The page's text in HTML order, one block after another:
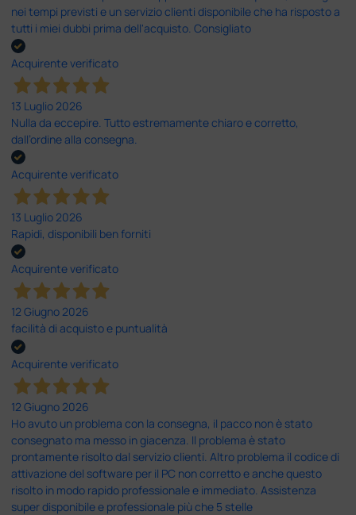
nei tempi previsti e un servizio clienti disponibile che ha risposto a
tutti i miei dubbi prima dell'acquisto. Consigliato
Acquirente verificato
13 Luglio 2026
Nulla da eccepire. Tutto estremamente chiaro e corretto,
dall’ordine alla consegna.
Acquirente verificato
13 Luglio 2026
Rapidi, disponibili ben forniti
Acquirente verificato
12 Giugno 2026
facilità di acquisto e puntualità
Acquirente verificato
12 Giugno 2026
Ho avuto un problema con la consegna, il pacco non è stato
consegnato ma messo in giacenza. Il problema è stato
prontamente risolto dal servizio clienti. Altro problema il codice di
attivazione del software per il PC non corretto e anche questo
risolto in modo rapido professionale e immediato. Assistenza
super disponibile e professionale più che 5 stelle